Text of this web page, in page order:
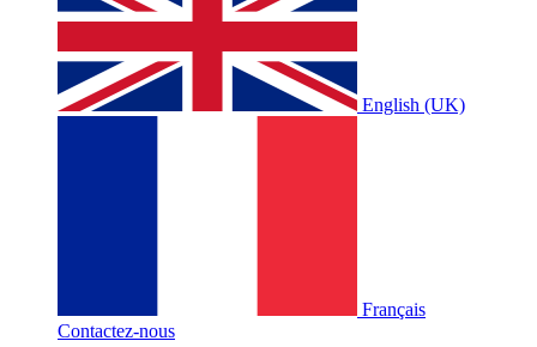
English (UK)
Français
Contactez-nous